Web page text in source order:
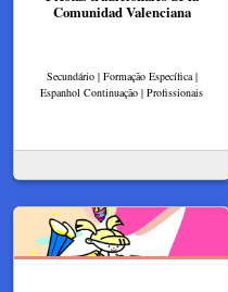
Comunidad Valenciana
Secundário | Formação Específica |
Espanhol Continuação | Profissionais